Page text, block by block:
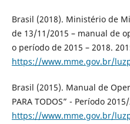
Brasil (2018). Ministério de
de 13/11/2015 – manual de
o período de 2015 – 2018.
https://www.mme.gov.br/
Brasil (2015). Manual de
PARA TODOS” - Período
https://www.mme.gov.br/